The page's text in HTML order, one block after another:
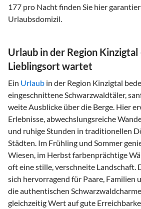
177 pro Nacht finden Sie hier
Urlaubsdomizil.
Urlaub in der Region
Lieblingsort wartet
Ein Urlaub in der Region Kinzigtal
eingeschnittene Schwarzwaldtäler,
weite Ausblicke über die Berge. Hier
Erlebnisse, abwechslungsreiche
und ruhige Stunden in traditionellen
Städten. Im Frühling und Sommer
Wiesen, im Herbst farbenprächtige
oft eine stille, verschneite Landschaft.
sich hervorragend für Paare, Familien
die authentischen
gleichzeitig Wert auf gute